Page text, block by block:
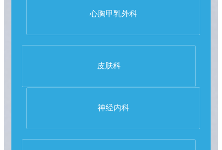
心胸甲乳外科
皮肤科
神经内科